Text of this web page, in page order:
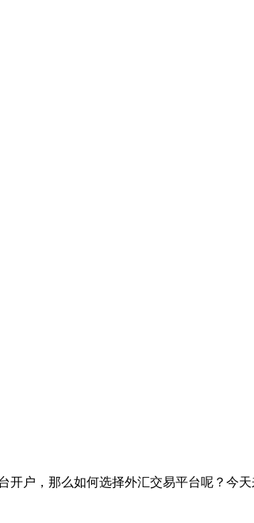
户，那么如何选择外汇交易平台呢？今